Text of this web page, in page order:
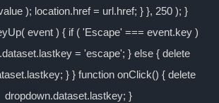
); location.href = url.href; } }, 250 ); }
event ) { if ( 'Escape' === event.key )
= 'escape'; } else { delete
} } function onClick() { delete
dropdown.dataset.lastkey; }